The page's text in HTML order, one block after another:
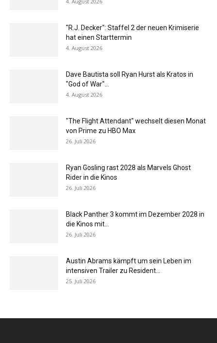
"R.J. Decker": Staffel 2 der neuen Krimiserie
hat einen Starttermin
4. August 2026
Dave Bautista soll Ryan Hurst als Kratos in
"God of War"...
4. August 2026
"The Flight Attendant" wechselt diesen Monat
von Prime zu HBO Max
26. Juli 2026
Ryan Gosling rast 2028 als Marvels Ghost
Rider in die Kinos
26. Juli 2026
Black Panther 3 kommt im Dezember 2028 in
die Kinos mit...
26. Juli 2026
Austin Abrams kämpft um sein Leben im
intensiven Trailer zu Resident...
25. Juli 2026